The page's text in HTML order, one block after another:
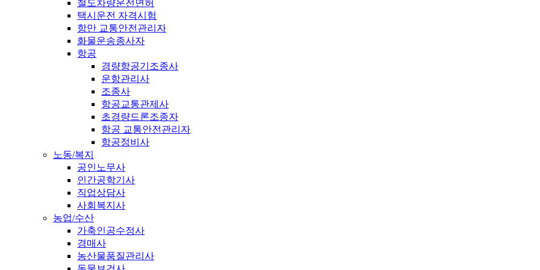
철도차량운전면허
택시운전 자격시험
항만 교통안전관리자
화물운송종사자
항공
경량항공기조종사
운항관리사
조종사
항공교통관제사
초경량드론조종자
항공 교통안전관리자
항공정비사
노동/복지
공인노무사
인간공학기사
직업상담사
사회복지사
농업/수산
가축인공수정사
경매사
농산물품질관리사